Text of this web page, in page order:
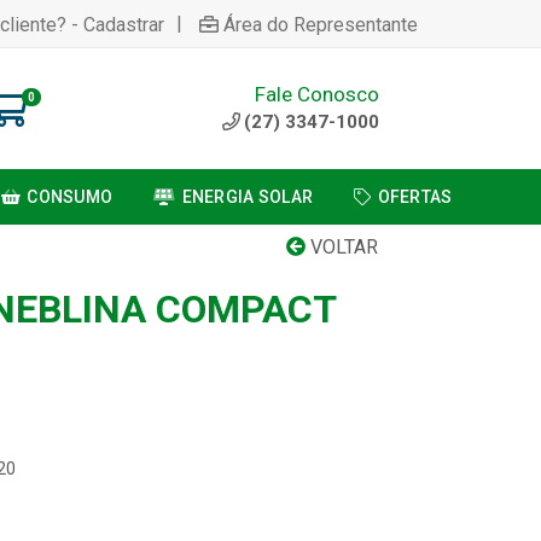
- Cadastrar | Área do Representante
0 Fale Conosco
(27) 3347-1000
CONSUMO ENERGIA SOLAR OFERTAS
VOLTAR
COMPACT